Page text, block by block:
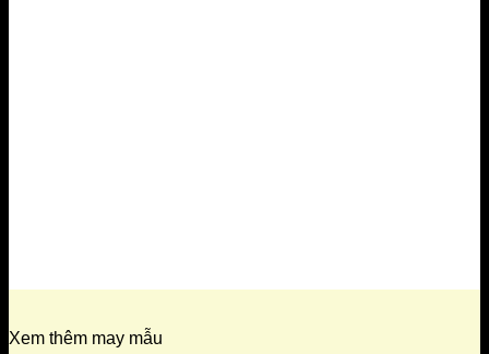
Xem thêm may mẫu